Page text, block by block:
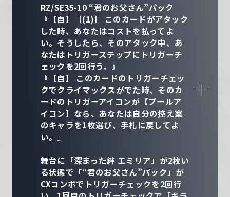
RZ/SE35-10 “君のお父さん”パック
『【自】［(1)］ このカードがアタック
した時、あなたはコストを払ってよ
い。そうしたら、そのアタック中、あ
なたはトリガーステップにトリガーチ
ェックを2回行う。』
『【自】 このカードのトリガーチェッ
クでクライマックスがでた時、そのカ
ードのトリガーアイコンが【プールア
イコン】なら、あなたは自分の控え室
のキャラを1枚選び、手札に戻してよ
い。』
舞台に「深まった絆 エミリア」が2枚い
る状態で「“君のお父さん”パック」が
CXコンボでトリガーチェックを2回行